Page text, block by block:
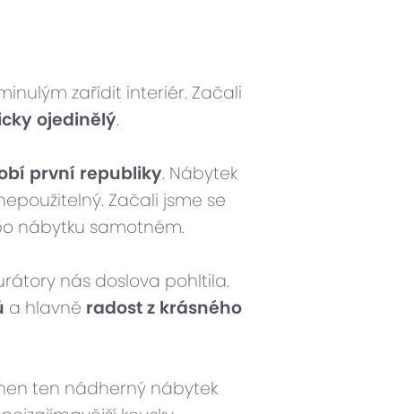
zařídit interiér. Začali
ojedinělý.
první republiky. Nábytek
Začali jsme se
nábytku samotném.
nás doslova pohltila.
a hlavně radost z krásného
ten nádherný nábytek